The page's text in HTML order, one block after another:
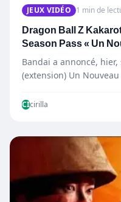
JEUX VIDÉO 1 min de
Dragon Ball Z
Season Pass « Un
Bandai a annoncé,
(extension) Un
CIcirilla